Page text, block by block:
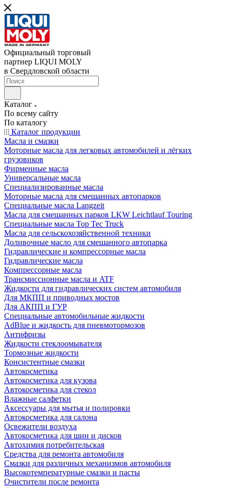
Официальный торговый
партнер LIQUI MOLY
в Свердловской области
Каталог
По всему сайту
По каталогу
Каталог продукции
Масла и смазки
Моторные масла для легковых автомобилей и лёгких
грузовиков
Фирменные масла
Универсальные масла
Специализированные масла
Моторные масла для смешанных автопарков
Специальные масла Langzeit
Масла для смешанных парков LKW Leichtlauf Touring
Специальные масла Top Tec Truck
Масла для сельскохозяйственной техники
Доливочные масло для смешанного автопарка
Гидравлические и компрессорные масла
Гидравлические масла
Компрессорные масла
Трансмиссионные масла и ATF
Жидкости для гидравлических систем автомобиля
Для МКПП и приводных мостов
Для АКПП и ГУР
Специальные автомобильные жидкости
AdBlue и жидкость для пневмотормозов
Антифризы
Жидкости стеклоомывателя
Тормозные жидкости
Консистентные смазки
Автокосметика
Автокосметика для кузова
Автокосметика для стекол
Влажные салфетки
Аксессуары для мытья и полировки
Автокосметика для салона
Освежители воздуха
Автокосметика для шин и дисков
Автохимия потребительская
Средства для ремонта автомобиля
Смазки для различных механизмов автомобиля
Высокотемпературные смазки и пасты
Очистители после ремонта